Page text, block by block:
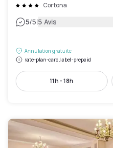
Cortona
5/5|5 Avis
Annulation gratuite
rate-plan-card.label-prepaid
11h - 18h